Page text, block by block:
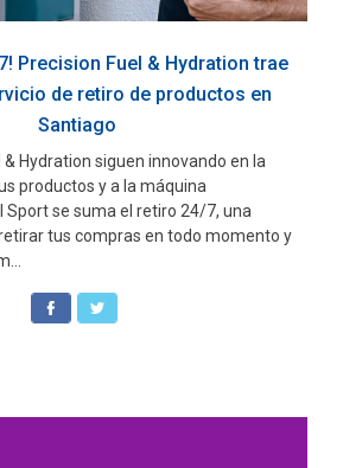
Precision Fuel & Hydration trae
de retiro de productos en
Santiago
& Hydration siguen innovando en la
productos y a la máquina
Sport se suma el retiro 24/7, una
tus compras en todo momento y